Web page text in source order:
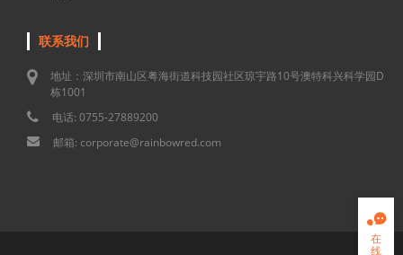
联系我们
地址：深圳市南山区粤海街道科技园社区琼宇路10号澳特科兴科学园D
栋1001
电话: 0755-27889200
邮箱: corporate@rainbowred.com

在
线